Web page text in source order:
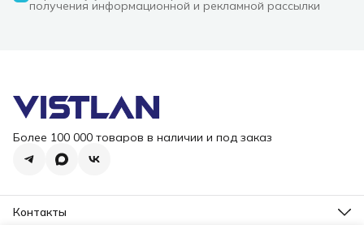
получения информационной и рекламной рассылки
Более 100 000 товаров в наличии и под заказ
Контакты